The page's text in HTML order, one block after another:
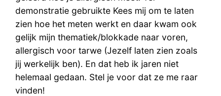
demonstratie gebruikte Kees mij om te laten
zien hoe het meten werkt en daar kwam ook
gelijk mijn thematiek/blokkade naar voren,
allergisch voor tarwe (Jezelf laten zien zoals
jij werkelijk ben). En dat heb ik jaren niet
helemaal gedaan. Stel je voor dat ze me raar
vinden!